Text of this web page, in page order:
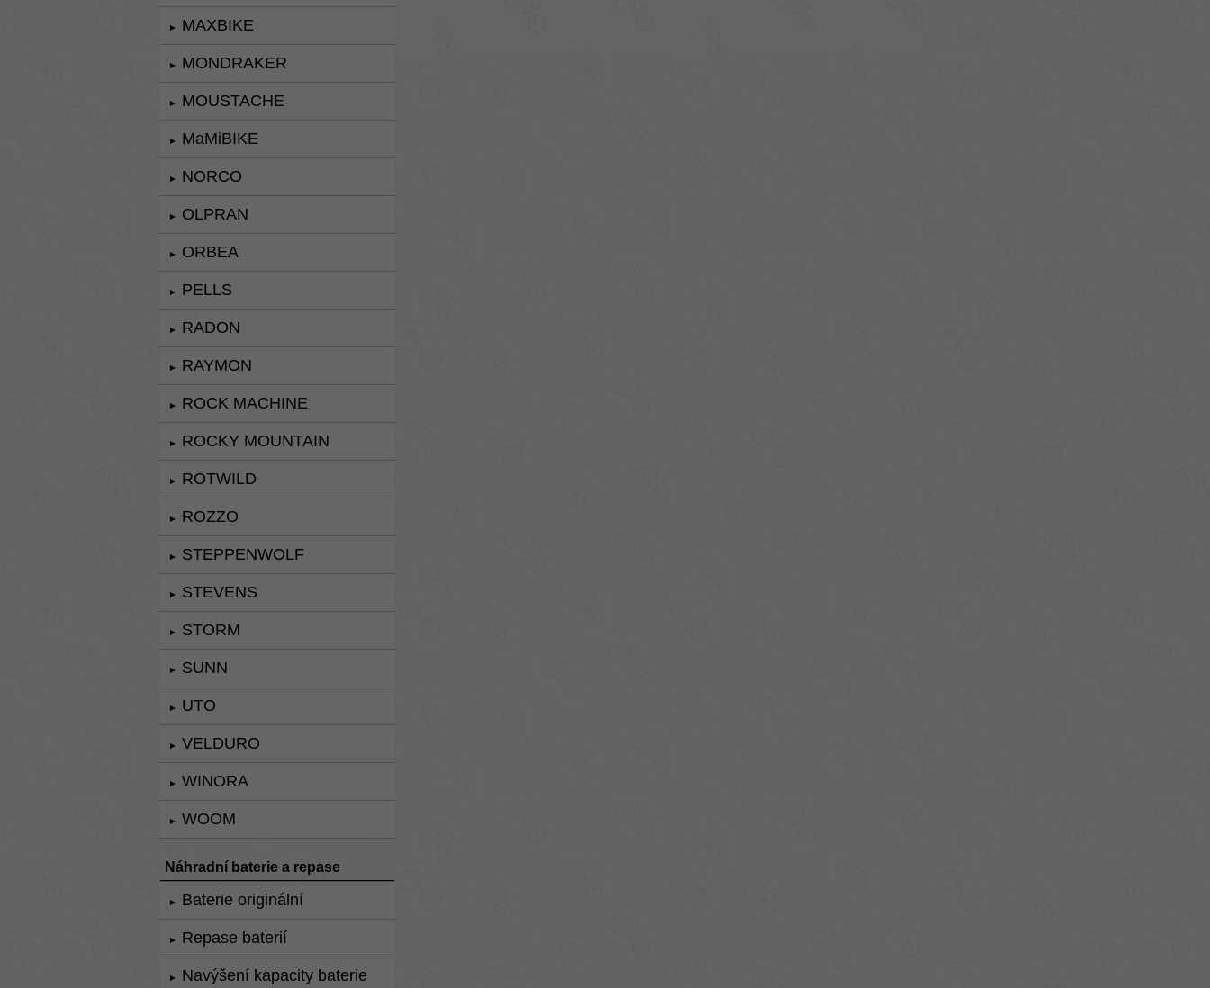
► MAXBIKE
► MONDRAKER
► MOUSTACHE
► MaMiBIKE
► NORCO
► OLPRAN
► ORBEA
► PELLS
► RADON
► RAYMON
► ROCK MACHINE
► ROCKY MOUNTAIN
► ROTWILD
► ROZZO
► STEPPENWOLF
► STEVENS
► STORM
► SUNN
► UTO
► VELDURO
► WINORA
► WOOM
Náhradní baterie a repase
► Baterie originální
► Repase baterií
► Navýšení kapacity baterie